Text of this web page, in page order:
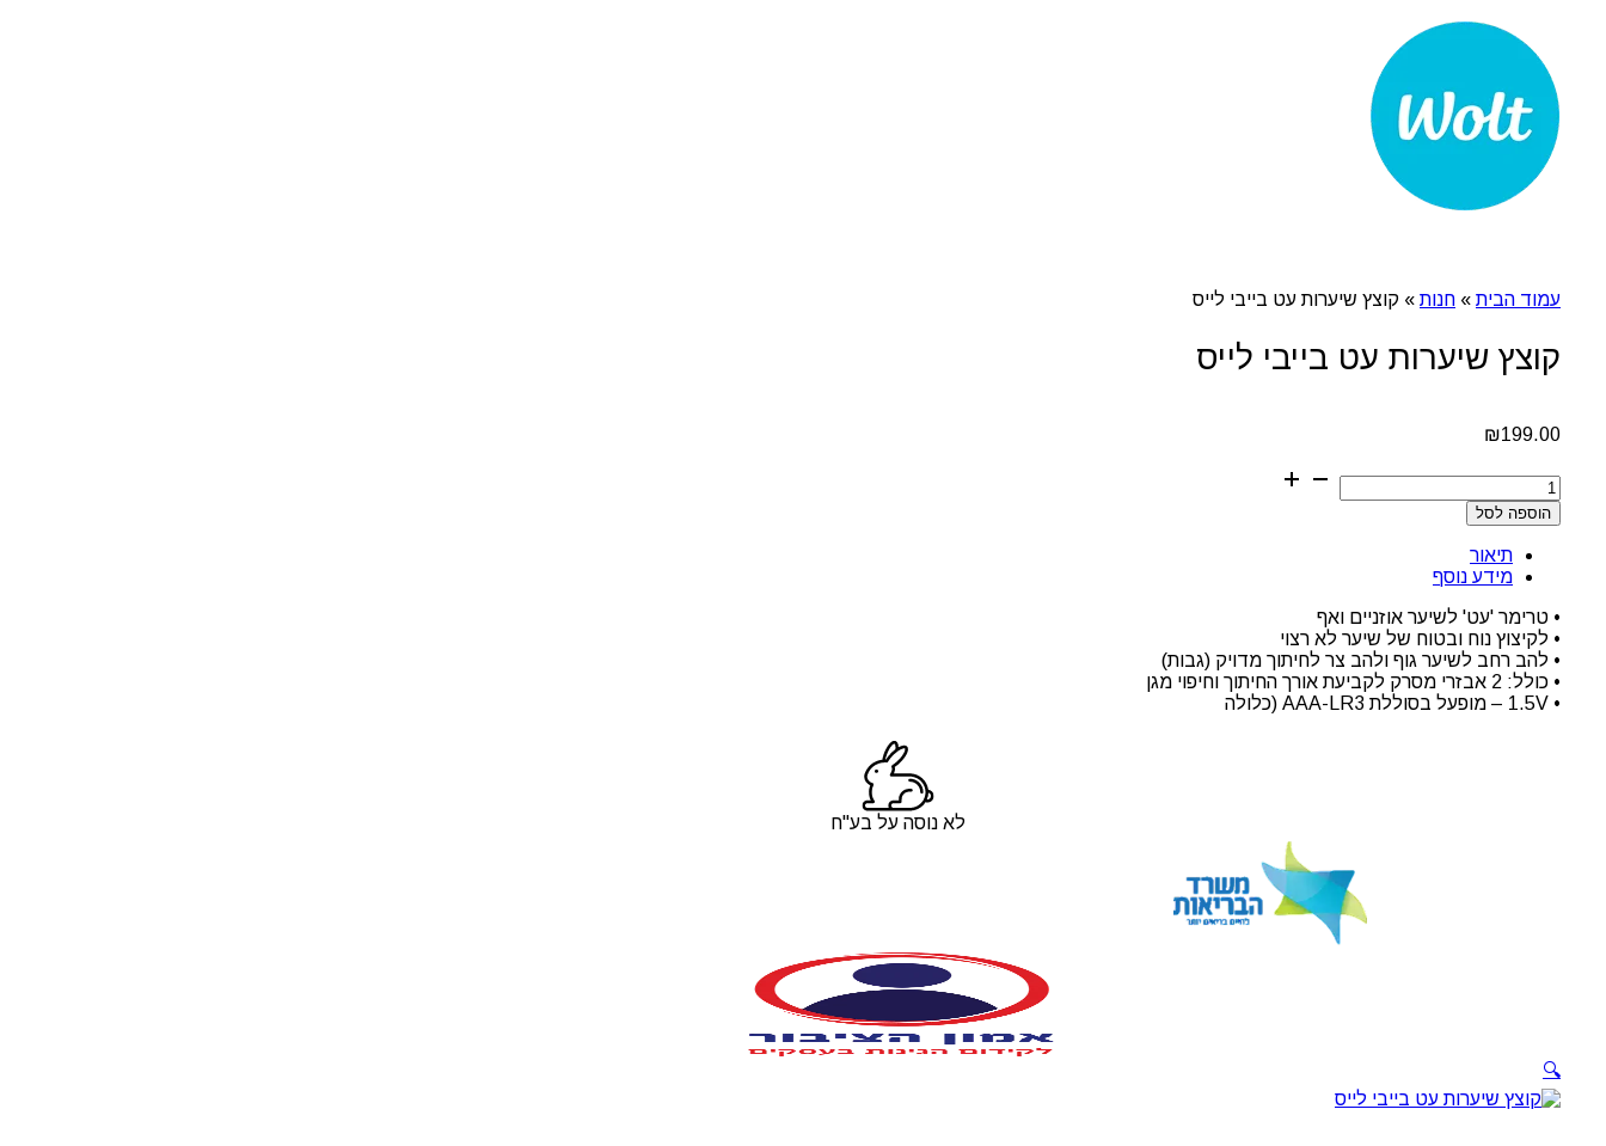
עמוד הבית » חנות » קוצץ שיערות עט בייבי לייס
קוצץ שיערות עט בייבי לייס
₪199.00
כמות
של
קוצץ
בייבי
הוספה לסל
תיאור
מידע נוסף
• טרימר 'עט' לשיער אוזניים ואף
• לקיצוץ נוח ובטוח של שיער לא רצוי
• להב רחב לשיער גוף ולהב צר לחיתוך מדויק (גבות)
• כולל: 2 אבזרי מסרק לקביעת אורך החיתוך וחיפוי מגן
• ‎1.5V – מופעל בסוללת AAA-LR3 (כלולה
לא נוסה על בע"ח
🔍